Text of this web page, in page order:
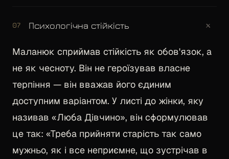
07 Психологічна стійкість +
Маланюк сприймав стійкість як обов'язок, а
не як чесноту. Він не героїзував власне
терпіння — він вважав його єдиним
доступним варіантом. У листі до жінки, яку
називав «Люба Дівчино», він сформулював
це так: «Треба прийняти старість так само
мужньо, як і все неприємне, що зустрічав в